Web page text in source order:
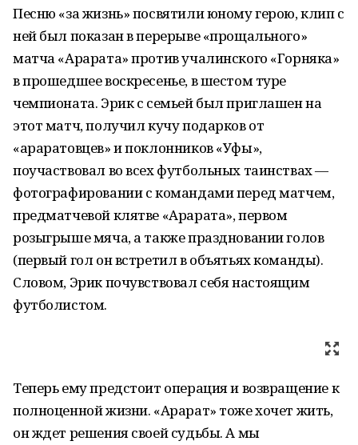
Песню «за жизнь» посвятили юному герою, клип с
ней был показан в перерыве «прощального»
матча «Арарата» против учалинского «Горняка»
в прошедшее воскресенье, в шестом туре
чемпионата. Эрик с семьей был приглашен на
этот матч, получил кучу подарков от
«араратовцев» и поклонников «Уфы»,
поучаствовал во всех футбольных таинствах —
фотографировании с командами перед матчем,
предматчевой клятве «Арарата», первом
розыгрыше мяча, а также праздновании голов
(первый гол он встретил в объятьях команды).
Словом, Эрик почувствовал себя настоящим
футболистом.
Теперь ему предстоит операция и возвращение к
полноценной жизни. «Арарат» тоже хочет жить,
он ждет решения своей судьбы. А мы